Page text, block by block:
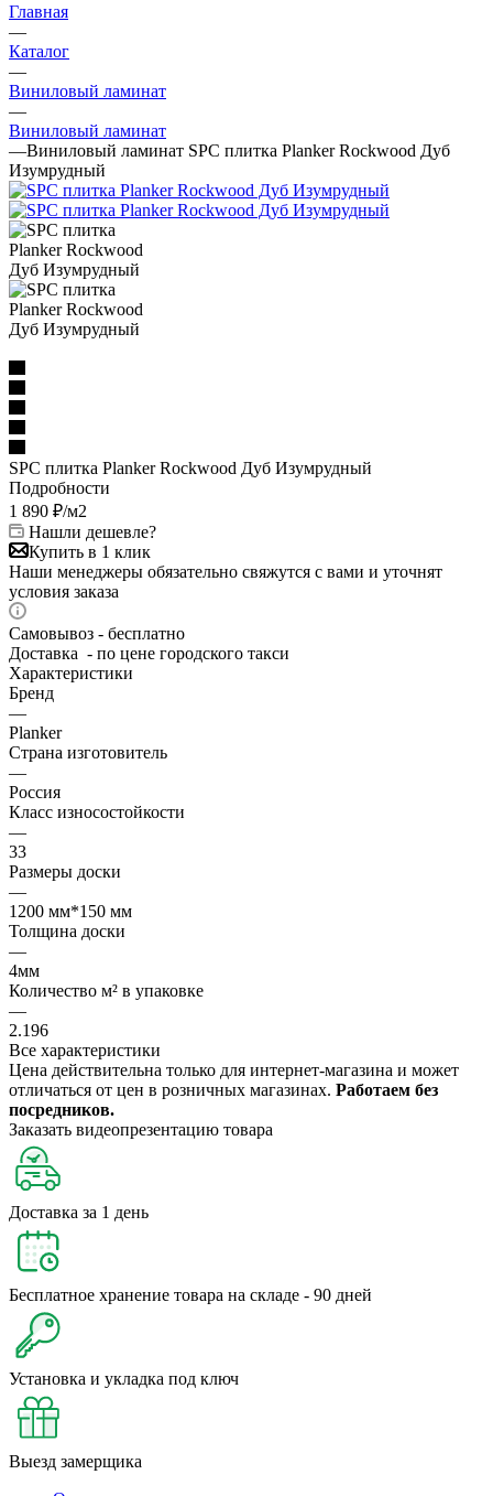
Главная
—
Каталог
—
Виниловый ламинат
—
Виниловый ламинат
—Виниловый ламинат SPC плитка Planker Rockwood Дуб
Изумрудный
SPC плитка Planker Rockwood Дуб Изумрудный
Подробности
1 890 ₽/м2
Нашли дешевле?
Купить в 1 клик
Наши менеджеры обязательно свяжутся с вами и уточнят
условия заказа
Самовывоз - бесплатно
Доставка - по цене городского такси
Характеристики
Бренд
—
Planker
Страна изготовитель
—
Россия
Класс износостойкости
—
33
Размеры доски
—
1200 мм*150 мм
Толщина доски
—
4мм
Количество м² в упаковке
—
2.196
Все характеристики
Цена действительна только для интернет-магазина и может
отличаться от цен в розничных магазинах. Работаем без
посредников.
Заказать видеопрезентацию товара
Доставка за 1 день
Бесплатное хранение товара на складе - 90 дней
Установка и укладка под ключ
Выезд замерщика